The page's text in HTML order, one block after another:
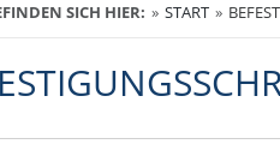
SICH HIER: START